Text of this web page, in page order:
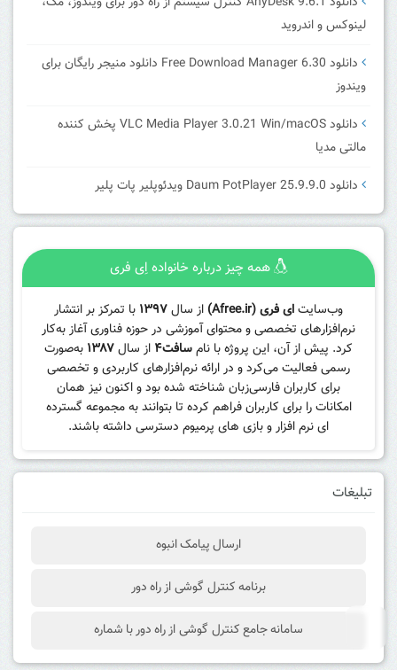
لینوکس و اندروید
دانلود Free Download Manager 6.30 دانلود منیجر رایگان برای
ویندوز
دانلود VLC Media Player 3.0.21 Win/macOS پخش کننده
مالتی مدیا
دانلود Daum PotPlayer 25.9.9.0 ویدئوپلیر پات پلیر
همه چیز درباره خانواده اِی فری
وب‌سایتای فری (Afree.ir) از سال۱۳۹۷ با تمرکز بر انتشار
نرم‌افزارهای تخصصی و محتوای آموزشی در حوزه فناوری آغاز به‌کار
کرد. پیش از آن، این پروژه با نامسافت۴ از سال۱۳۸۷ به‌صورت
رسمی فعالیت می‌کرد و در ارائه نرم‌افزارهای کاربردی و تخصصی
برای کاربران فارسی‌زبان شناخته شده بود و اکنون نیز همان
امکانات را برای کاربران فراهم کرده تا بتوانند به مجموعه گسترده
ای نرم افزار و بازی های پرمیوم دسترسی داشته باشند.
تبلیغات
ارسال پیامک انبوه
برنامه کنترل گوشی از راه دور
سامانه جامع کنترل گوشی از راه دور با شماره